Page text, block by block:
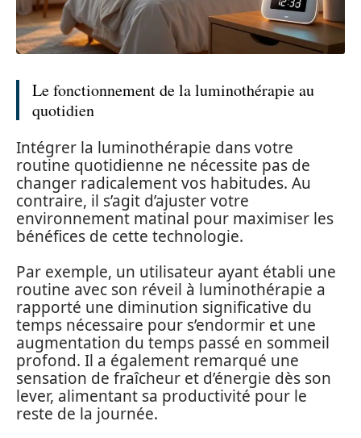
Le fonctionnement de la luminothérapie au
quotidien
Intégrer la luminothérapie dans votre
routine quotidienne ne nécessite pas de
changer radicalement vos habitudes. Au
contraire, il s’agit d’ajuster votre
environnement matinal pour maximiser les
bénéfices de cette technologie.
Par exemple, un utilisateur ayant établi une
routine avec son réveil à luminothérapie a
rapporté une diminution significative du
temps nécessaire pour s’endormir et une
augmentation du temps passé en sommeil
profond. Il a également remarqué une
sensation de fraîcheur et d’énergie dès son
lever, alimentant sa productivité pour le
reste de la journée.